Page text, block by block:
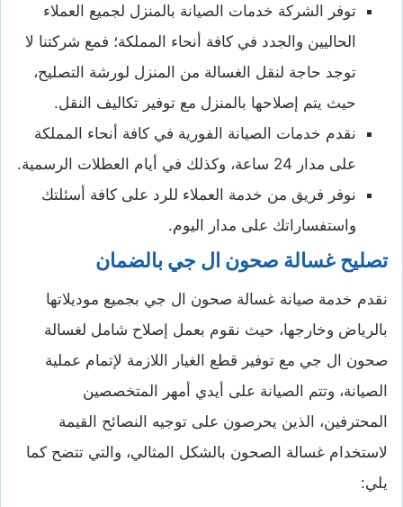
توفر الشركة خدمات الصيانة بالمنزل لجميع العملاء
الحاليين والجدد في كافة أنحاء المملكة؛ فمع شركتنا لا
توجد حاجة لنقل الغسالة من المنزل لورشة التصليح،
حيث يتم إصلاحها بالمنزل مع توفير تكاليف النقل.
نقدم خدمات الصيانة الفورية في كافة أنحاء المملكة
على مدار 24 ساعة، وكذلك في أيام العطلات الرسمية.
نوفر فريق من خدمة العملاء للرد على كافة أسئلتك
واستفساراتك على مدار اليوم.
تصليح غسالة صحون ال جي بالضمان
نقدم خدمة صيانة غسالة صحون ال جي بجميع موديلاتها
بالرياض وخارجها، حيث نقوم بعمل إصلاح شامل لغسالة
صحون ال جي مع توفير قطع الغيار اللازمة لإتمام عملية
الصيانة، وتتم الصيانة على أيدي أمهر المتخصصين
المحترفين، الذين يحرصون على توجيه النصائح القيمة
لاستخدام غسالة الصحون بالشكل المثالي، والتي تتضح كما
يلي: